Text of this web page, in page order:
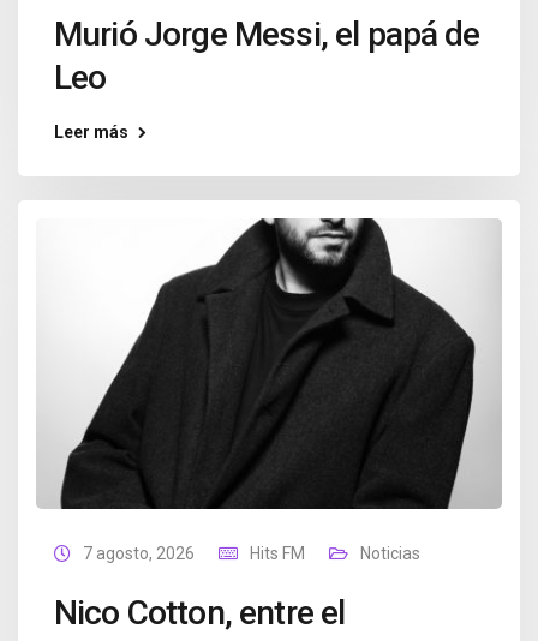
Murió Jorge Messi, el papá de
Leo
Leer más
7 agosto, 2026 Hits FM Noticias
Nico Cotton, entre el